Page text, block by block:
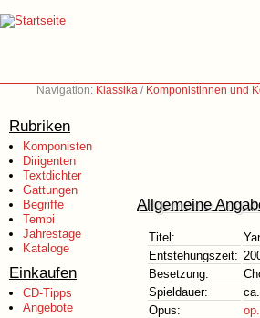
Navigation: Klassika / Komponistinnen und
Rubriken
Komponisten
Dirigenten
Textdichter
Gattungen
Begriffe
Tempi
Jahrestage
Kataloge
Einkaufen
CD-Tipps
Angebote
Allgemeine
Titel:
Entstehungszeit:
Besetzung:
Spieldauer:
Opus:
op.